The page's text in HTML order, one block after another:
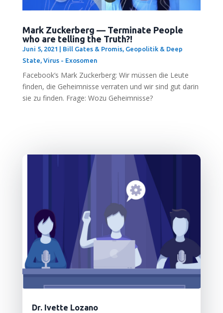
Mark Zuckerberg — Terminate People
who are telling the Truth?!
Juni 5, 2021 Bill Gates & Promis, Geopolitik & Deep
State, Virus - Exosomen
Facebook’s Mark Zucker­berg: Wir müs­sen die Leu­te
fin­den, die Geheim­nis­se ver­ra­ten und wir sind gut dar­in
sie zu fin­den. Fra­ge: Wozu Geheimnisse?
Dr. Ivette Lozano